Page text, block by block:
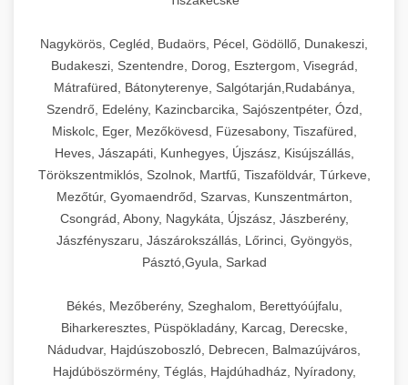
Nagykörös, Cegléd, Budaörs, Pécel, Gödöllő, Dunakeszi,
Budakeszi, Szentendre, Dorog, Esztergom, Visegrád,
Mátrafüred, Bátonyterenye, Salgótarján,Rudabánya,
Szendrő, Edelény, Kazincbarcika, Sajószentpéter, Ózd,
Miskolc, Eger, Mezőkövesd, Füzesabony, Tiszafüred,
Heves, Jászapáti, Kunhegyes, Újszász, Kisújszállás,
Törökszentmiklós, Szolnok, Martfű, Tiszaföldvár, Túrkeve,
Mezőtúr, Gyomaendrőd, Szarvas, Kunszentmárton,
Csongrád, Abony, Nagykáta, Újszász, Jászberény,
Jászfényszaru, Jászárokszállás, Lőrinci, Gyöngyös,
Pásztó,Gyula, Sarkad
Békés, Mezőberény, Szeghalom, Berettyóújfalu,
Biharkeresztes, Püspökladány, Karcag, Derecske,
Nádudvar, Hajdúszoboszló, Debrecen, Balmazújváros,
Hajdúböszörmény, Téglás, Hajdúhadház, Nyíradony,